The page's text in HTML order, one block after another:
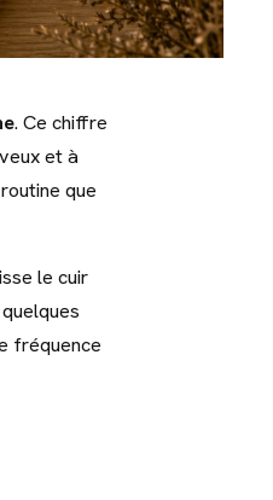
. Ce chiffre
et à
que
le cuir
fréquence